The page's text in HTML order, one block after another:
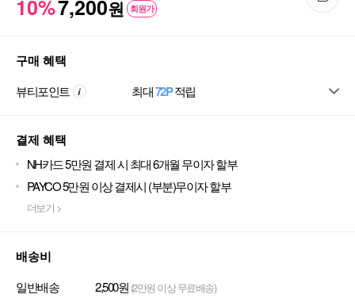
10%7,200원 회원가
구매 혜택
뷰티포인트 최대72P적립
결제 혜택
NH카드 5만원 결제 시 최대 6개월 무이자 할부
PAYCO 5만원 이상 결제시 (부분)무이자 할부
더보기 >
배송비
일반배송 2,500원 (2만원 이상 무료배송)